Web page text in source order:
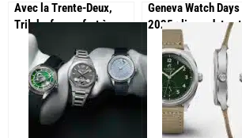
Avec la Trente-Deux,
Trilobe frappe fort à
l’occasion de Geneva
Watch Days !
Geneva Watch Days
2025 : lieux, date et
programme du salon